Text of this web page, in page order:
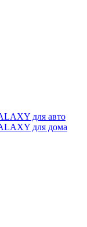
для авто
для дома